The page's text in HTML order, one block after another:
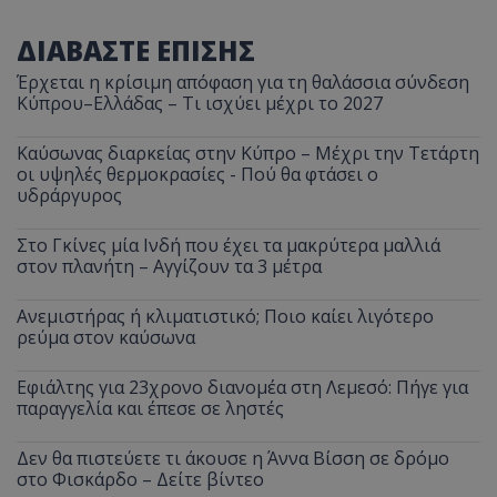
ΔΙΑΒΑΣΤΕ ΕΠΙΣΗΣ
Έρχεται η κρίσιμη απόφαση για τη θαλάσσια σύνδεση
Κύπρου–Ελλάδας – Τι ισχύει μέχρι το 2027
Καύσωνας διαρκείας στην Κύπρο – Μέχρι την Τετάρτη
οι υψηλές θερμοκρασίες - Πού θα φτάσει ο
υδράργυρος
Στο Γκίνες μία Ινδή που έχει τα μακρύτερα μαλλιά
στον πλανήτη – Αγγίζουν τα 3 μέτρα
Ανεμιστήρας ή κλιματιστικό; Ποιο καίει λιγότερο
ρεύμα στον καύσωνα
Εφιάλτης για 23χρονο διανομέα στη Λεμεσό: Πήγε για
παραγγελία και έπεσε σε ληστές
Δεν θα πιστεύετε τι άκουσε η Άννα Βίσση σε δρόμο
στο Φισκάρδο – Δείτε βίντεο